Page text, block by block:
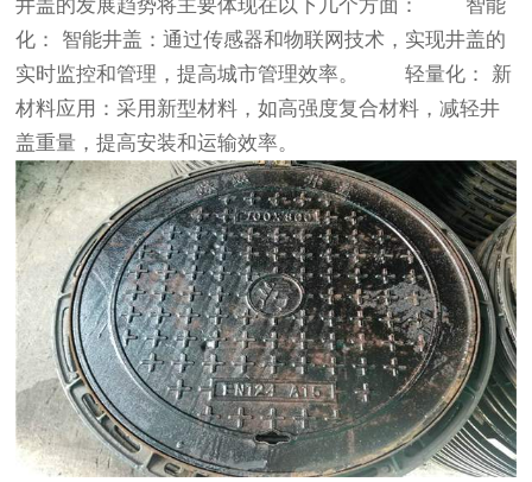
井盖的发展趋势将主要体现在以下几个方面： 智能
化： 智能井盖：通过传感器和物联网技术，实现井盖的
实时监控和管理，提高城市管理效率。 轻量化： 新
材料应用：采用新型材料，如高强度复合材料，减轻井
盖重量，提高安装和运输效率。